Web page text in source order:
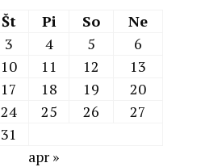
Št Pi So Ne
apr »
3 4 5
6
10 11 12
13
17 18 19
20
24 25 26
27
31